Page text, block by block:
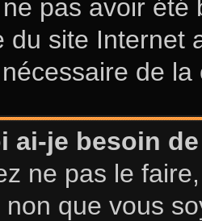
pas avoir
du site Internet
nécessaire de la
ai-je besoin
ne pas le
non que vous